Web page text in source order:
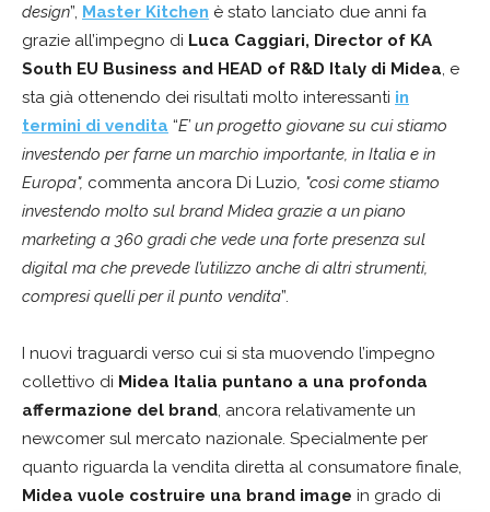
design”, Master Kitchen è stato lanciato due anni fa
grazie all’impegno di Luca Caggiari, Director of KA
South EU Business and HEAD of R&D Italy di Midea , e
sta già ottenendo dei risultati molto interessanti in
termini di vendita “E’ un progetto giovane su cui stiamo
investendo per farne un marchio importante, in Italia e in
Europa", commenta ancora Di Luzio , "così come stiamo
investendo molto sul brand Midea grazie a un piano
marketing a 360 gradi che vede una forte presenza sul
digital ma che prevede l’utilizzo anche di altri strumenti,
compresi quelli per il punto vendita”.
I nuovi traguardi verso cui si sta muovendo l’impegno
collettivo di Midea Italia puntano a una profonda
affermazione del brand , ancora relativamente un
newcomer sul mercato nazionale. Specialmente per
quanto riguarda la vendita diretta al consumatore finale,
Midea vuole costruire una brand image in grado di